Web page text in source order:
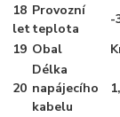
18
let
Provozní
teplota
-
19 Obal
20
Délka
napájecího
kabelu